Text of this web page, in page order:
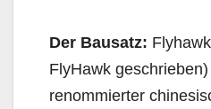
Der Bausatz:
FlyHawk
renommierter